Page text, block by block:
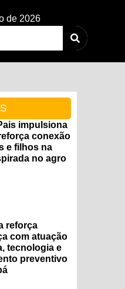
de 2026
impulsiona
conexão
e filhos na
no agro
reforça
com atuação
tecnologia e
preventivo